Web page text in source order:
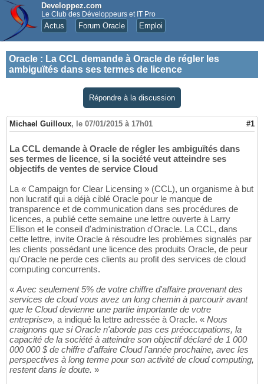
Developpez.com
Le Club des Développeurs et IT Pro
Actus Forum Oracle Emploi
Oracle : La CCL demande à Oracle de régler les
ambiguïtés dans ses termes de licence
Répondre à la discussion
Michael Guilloux, le 07/01/2015 à 17h01 #1
La CCL demande à Oracle de régler les ambiguïtés dans
ses termes de licence, si la société veut atteindre ses
objectifs de ventes de service Cloud
La « Campaign for Clear Licensing » (CCL), un organisme à but
non lucratif qui a déjà ciblé Oracle pour le manque de
transparence et de communication dans ses procédures de
licences, a publié cette semaine une lettre ouverte à Larry
Ellison et le conseil d'administration d'Oracle. La CCL, dans
cette lettre, invite Oracle à résoudre les problèmes signalés par
les clients possédant une licence des produits Oracle, de peur
qu'Oracle ne perde ces clients au profit des services de cloud
computing concurrents.
« Avec seulement 5% de votre chiffre d'affaire provenant des
services de cloud vous avez un long chemin à parcourir avant
que le Cloud devienne une partie importante de votre
entreprise», a indiqué la lettre adressée à Oracle. « Nous
craignons que si Oracle n'aborde pas ces préoccupations, la
capacité de la société à atteindre son objectif déclaré de 1 000
000 000 $ de chiffre d'affaire Cloud l'année prochaine, avec les
perspectives à long terme pour son activité de cloud computing,
restent dans le doute. »